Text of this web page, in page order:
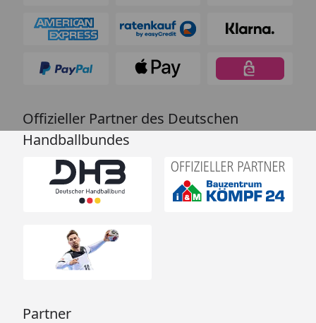
Offizieller Partner des Deutschen
Handballbundes
Partner